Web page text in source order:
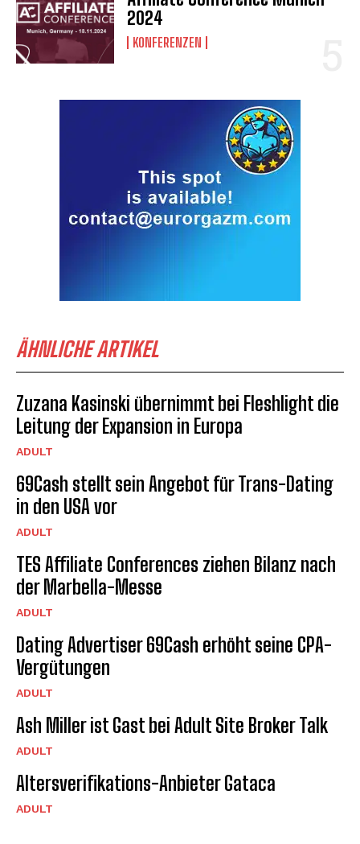
2024
KONFERENZEN
ÄHNLICHE ARTIKEL
Zuzana Kasinski übernimmt bei Fleshlight die
Leitung der Expansion in Europa
ADULT
69Cash stellt sein Angebot für Trans-Dating
in den USA vor
ADULT
TES Affiliate Conferences ziehen Bilanz nach
der Marbella-Messe
ADULT
Dating Advertiser 69Cash erhöht seine CPA-
Vergütungen
ADULT
Ash Miller ist Gast bei Adult Site Broker Talk
ADULT
Altersverifikations-Anbieter Gataca
ADULT